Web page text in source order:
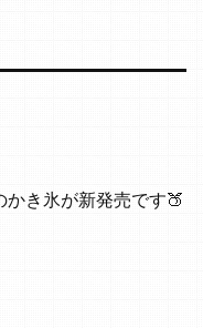
かき氷が新発売です🍑